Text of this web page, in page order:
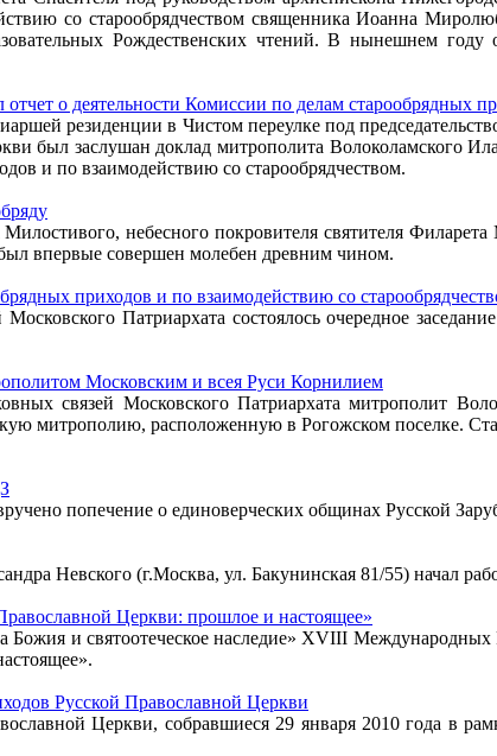
со старообрядчеством священника Иоанна
Рождественских чтений. В нынешнем году
о деятельности Комиссии по делам старообрядных
резиденции в Чистом переулке под
был заслушан доклад митрополита Волоколамского
и по взаимодействию со старообрядчеством.
небесного покровителя святителя
впервые совершен молебен древним чином.
приходов и по взаимодействию со
Патриархата состоялось очередное
Московским и всея Руси Корнилием
связей Московского Патриархата митрополит
митрополию, расположенную в Рогожском поселке.
попечение о единоверческих общинах Русской
Невского (г.Москва, ул. Бакунинская 81/55) начал
Церкви: прошлое и настоящее»
Божия и святоотеческое наследие» XVIII
Русской Православной Церкви
Церкви, собравшиеся 29 января 2010 года в